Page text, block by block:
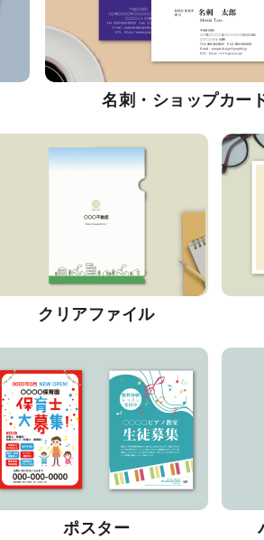
名刺・ショップカー
クリアファイル
ポスター